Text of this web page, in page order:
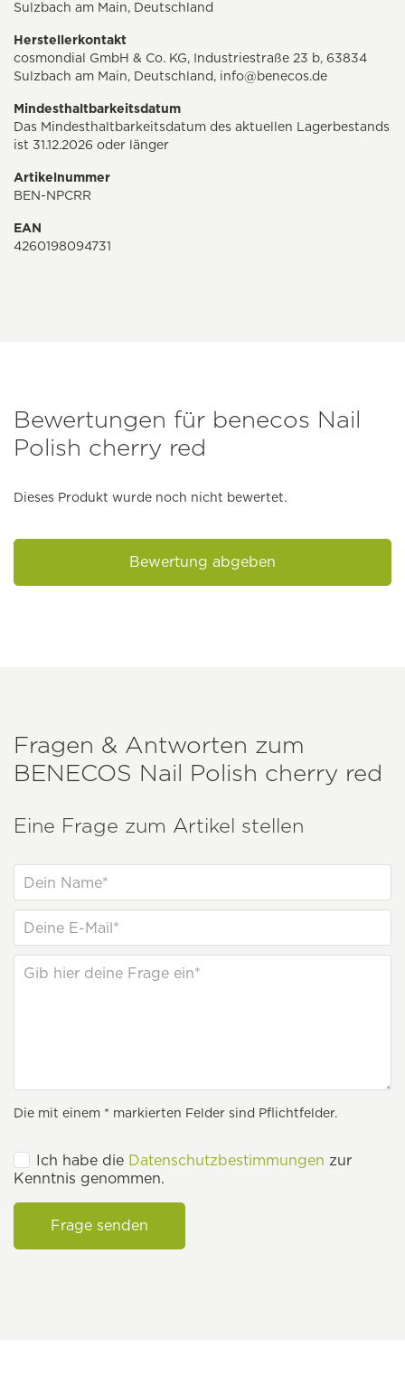
Sulzbach am Main, Deutschland
Herstellerkontakt
cosmondial GmbH & Co. KG, Industriestraße 23 b, 63834
Sulzbach am Main, Deutschland, info@benecos.de
Mindesthaltbarkeitsdatum
Das Mindesthaltbarkeitsdatum des aktuellen Lagerbestands
ist 31.12.2026 oder länger
Artikelnummer
BEN-NPCRR
EAN
4260198094731
Bewertungen für benecos Nail
Polish cherry red
Dieses Produkt wurde noch nicht bewertet.
Bewertung abgeben
Fragen & Antworten zum
BENECOS Nail Polish cherry red
Eine Frage zum Artikel stellen
Die mit einem * markierten Felder sind Pflichtfelder.
Ich habe die Datenschutzbestimmungen zur
Kenntnis genommen.
Frage senden